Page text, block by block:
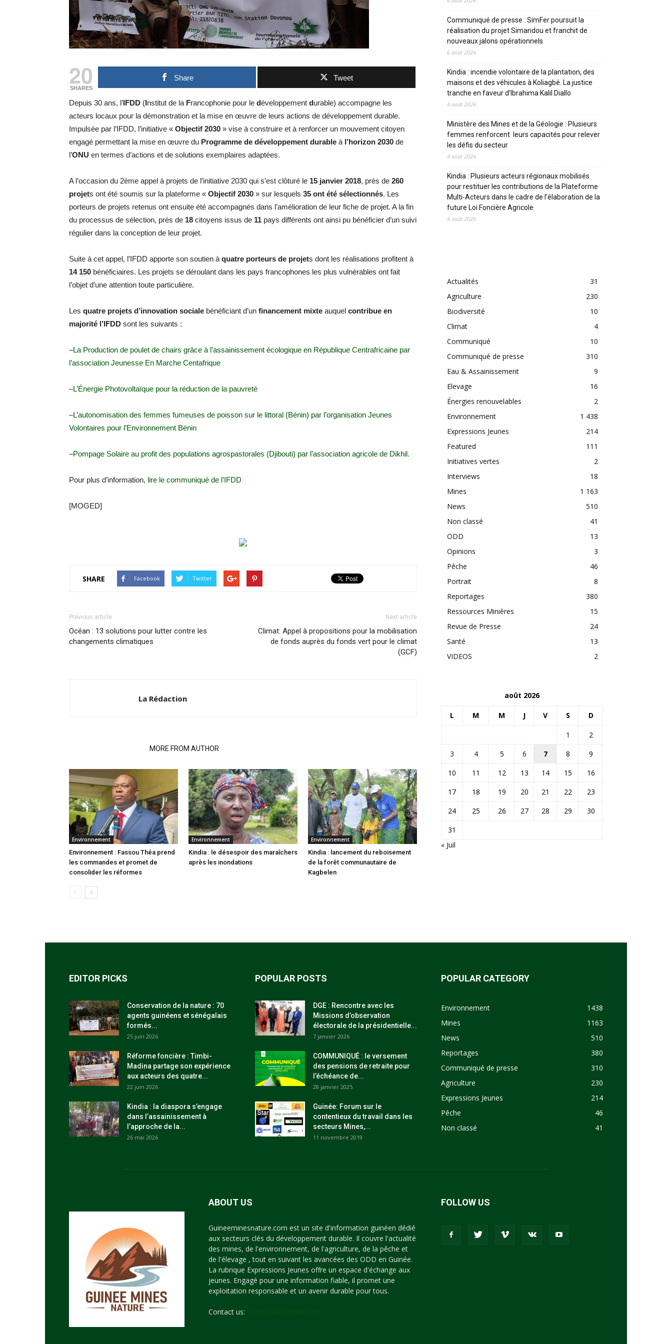
20
SHARES
Share Tweet
Depuis 30 ans, l’IFDD (Institut de la Francophonie pour le développement durable) accompagne les
acteurs locaux pour la démonstration et la mise en œuvre de leurs actions de développement durable.
Impulsée par l’IFDD, l’initiative « Objectif 2030 » vise à construire et à renforcer un mouvement citoyen
engagé permettant la mise en œuvre du Programme de développement durable à l’horizon 2030 de
l’ONU en termes d’actions et de solutions exemplaires adaptées.
A l’occasion du 2ème appel à projets de l’initiative 2030 qui s’est clôturé le 15 janvier 2018, près de 260
projets ont été soumis sur la plateforme « Objectif 2030 » sur lesquels 35 ont été sélectionnés. Les
porteurs de projets retenus ont ensuite été accompagnés dans l’amélioration de leur fiche de projet. A la fin
du processus de sélection, près de 18 citoyens issus de 11 pays différents ont ainsi pu bénéficier d’un suivi
régulier dans la conception de leur projet.
Suite à cet appel, l’IFDD apporte son soutien à quatre porteurs de projets dont les réalisations profitent à
14 150 bénéficiaires. Les projets se déroulant dans les pays francophones les plus vulnérables ont fait
l’objet d’une attention toute particulière.
Les quatre projets d’innovation sociale bénéficiant d’un financement mixte auquel contribue en
majorité l’IFDD sont les suivants :
–La Production de poulet de chairs grâce à l’assainissement écologique en République Centrafricaine par
l’association Jeunesse En Marche Centafrique
–L’Énergie Photovoltaïque pour la réduction de la pauvreté
–L’autonomisation des femmes fumeuses de poisson sur le littoral (Bénin) par l’organisation Jeunes
Volontaires pour l’Environnement Bénin
–Pompage Solaire au profit des populations agrospastorales (Djibouti) par l’association agricole de Dikhil.
Pour plus d’information, lire le communiqué de l’IFDD
[MOGED]
SHARE Facebook Twitter
Previous article
Océan : 13 solutions pour lutter contre les
changements climatiques
Next article
Climat: Appel à propositions pour la mobilisation
de fonds auprès du fonds vert pour le climat
(GCF)
La Rédaction
MORE FROM AUTHOR
Environnement
Environnement : Fassou Théa prend
les commandes et promet de
consolider les réformes
Environnement
Kindia : le désespoir des maraîchers
après les inondations
Environnement
Kindia : lancement du reboisement
de la forêt communautaire de
Kagbelen
Communiqué de presse : SimFer poursuit la
réalisation du projet Simandou et franchit de
nouveaux jalons opérationnels
6 août 2026
Kindia : incendie volontaire de la plantation, des
maisons et des véhicules à Koliagbé. La justice
tranche en faveur d’Ibrahima Kalil Diallo
4 août 2026
Ministère des Mines et de la Géologie : Plusieurs
femmes renforcent leurs capacités pour relever
les défis du secteur
4 août 2026
Kindia : Plusieurs acteurs régionaux mobilisés
pour restituer les contributions de la Plateforme
Multi-Acteurs dans le cadre de l’élaboration de la
future Loi Foncière Agricole
4 août 2026
Actualités
31
Agriculture
230
Biodiversité
10
Climat
4
Communiqué
10
Communiqué de presse
310
Eau & Assainissement
9
Elevage
16
Énergies renouvelables
2
Environnement
1 438
Expressions Jeunes
214
Featured
111
Initiatives vertes
2
Interviews
18
Mines
1 163
News
510
Non classé
41
ODD
13
Opinions
3
Pêche
46
Portrait
8
Reportages
380
Ressources Minières
15
Revue de Presse
24
Santé
13
VIDEOS
2
août 2026
L M M J V S D
1
2
3
4 5 6 7 8
9
10
11 12 13 14 15
16
17
18 19 20 21 22
23
24
25 26 27 28 29
30
31
« Juil
EDITOR PICKS
Conservation de la nature : 70
agents guinéens et sénégalais
formés...
25 juin 2026
Réforme foncière : Timbi-
Madina partage son expérience
aux acteurs des quatre...
22 juin 2026
Kindia : la diaspora s’engage
dans l’assainissement à
l’approche de la...
26 mai 2026
POPULAR POSTS
DGE : Rencontre avec les
Missions d’observation
électorale de la présidentielle...
7 janvier 2026
COMMUNIQUÉ : le versement
des pensions de retraite pour
l’échéance de...
28 janvier 2025
Guinée: Forum sur le
contentieux du travail dans les
secteurs Mines,...
11 novembre 2019
POPULAR CATEGORY
Environnement
1438
Mines
1163
News
510
Reportages
380
Communiqué de presse
310
Agriculture
230
Expressions Jeunes
214
Pêche
46
Non classé
41
ABOUT US
Guineeminesnature.com est un site d'information guinéen dédié
aux secteurs clés du développement durable. Il couvre l'actualité
des mines, de l'environnement, de l'agriculture, de la pêche et
de l'élevage , tout en suivant les avancées des ODD en Guinée.
La rubrique Expressions Jeunes offre un espace d'échange aux
jeunes. Engagé pour une information fiable, il promet une
exploitation responsable et un avenir durable pour tous.
Contact us:
FOLLOW US